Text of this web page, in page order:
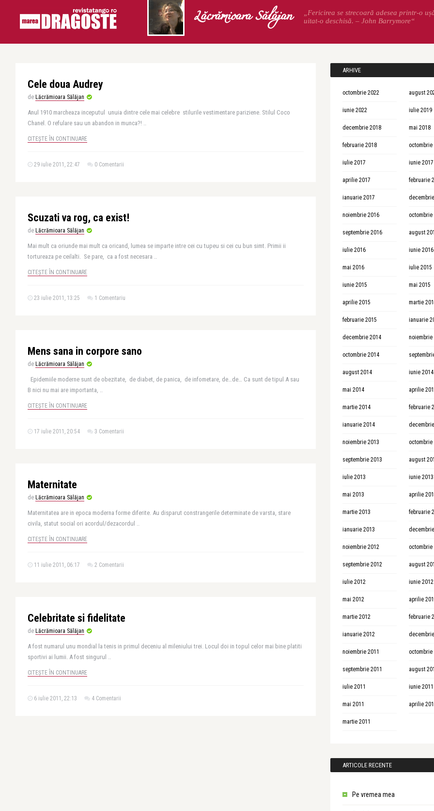
Lăcrămioara Sălăjan
„Fericirea se strecoară adesea printr-o
uitat-o deschisă. – John Barrymore“
Cele doua Audrey
de Lăcrămioara Sălăjan
Anul 1910 marcheaza inceputul unuia dintre cele mai celebre stilurile vestimentare pariziene. Stilul Coco
Chanel. O refulare sau un abandon in munca?! ..
CITEȘTE ÎN CONTINUARE
29 iulie 2011, 22:47 0 Comentarii
Scuzati va rog, ca exist!
de Lăcrămioara Sălăjan
Mai mult ca oriunde mai mult ca oricand, lumea se imparte intre cei cu tupeu si cei cu bun simt. Primii ii
tortureaza pe ceilalti. Se pare, ca a fost necesara ..
CITEȘTE ÎN CONTINUARE
23 iulie 2011, 13:25 1 Comentariu
Mens sana in corpore sano
de Lăcrămioara Sălăjan
Epidemiile moderne sunt de obezitate, de diabet, de panica, de infometare, de…de… Ca sunt de tipul A sau
B nici nu mai are importanta, ..
CITEȘTE ÎN CONTINUARE
17 iulie 2011, 20:54 3 Comentarii
Maternitate
de Lăcrămioara Sălăjan
Maternitatea are in epoca moderna forme diferite. Au disparut constrangerile determinate de varsta, stare
civila, statut social ori acordul/dezacordul ..
CITEȘTE ÎN CONTINUARE
11 iulie 2011, 06:17 2 Comentarii
Celebritate si fidelitate
de Lăcrămioara Sălăjan
A fost numarul unu mondial la tenis in primul deceniu al mileniului trei. Locul doi in topul celor mai bine platiti
sportivi ai lumii. A fost singurul ..
CITEȘTE ÎN CONTINUARE
6 iulie 2011, 22:13 4 Comentarii
ARHIVE
octombrie 2022 august
iunie 2022 iulie 2019
decembrie 2018 mai 2018
februarie 2018 octombrie
iulie 2017 iunie 2017
aprilie 2017 februarie
ianuarie 2017
noiembrie 2016 octombrie
septembrie 2016 august
iulie 2016 iunie 2016
mai 2016 iulie 2015
iunie 2015 mai 2015
aprilie 2015 martie
februarie 2015 ianuarie
decembrie 2014 noiembrie
octombrie 2014
august 2014 iunie 2014
mai 2014 aprilie
martie 2014 februarie
ianuarie 2014
noiembrie 2013 octombrie
septembrie 2013 august
iulie 2013 iunie 2013
mai 2013 aprilie
martie 2013 februarie
ianuarie 2013
noiembrie 2012 octombrie
septembrie 2012 august
iulie 2012 iunie 2012
mai 2012 aprilie
martie 2012 februarie
ianuarie 2012
noiembrie 2011 octombrie
septembrie 2011 august
iulie 2011 iunie 2011
mai 2011 aprilie
martie 2011
ARTICOLE RECENTE
Pe vremea mea